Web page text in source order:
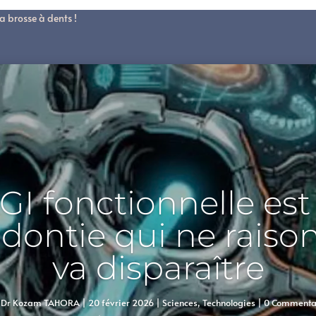
brosse à dents !
fonctionnelle
qui ne
va disparaître
Dr Kozam TAHORA|20 février 2026|Sciences,Technologies| 0